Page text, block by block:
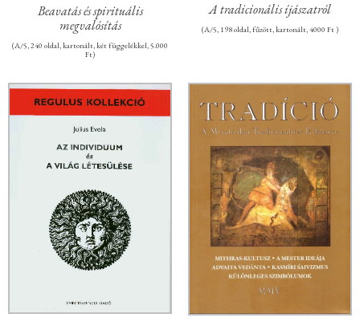
Beavatás és spirituális
megvalósítás
(A/5, 240 oldal, kartonált, két függelékkel, 5.000
Ft)
A tradicionális íjászatról
(A/5, 198 oldal, fűzött, kartonált, 4000 Ft )